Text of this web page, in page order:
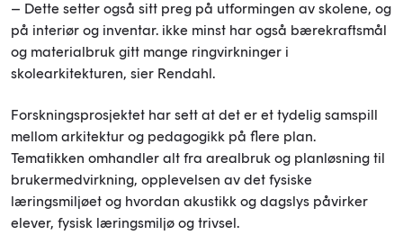
– Dette setter også sitt preg på utformingen av skolene, og
på interiør og inventar. ikke minst har også bærekraftsmål
og materialbruk gitt mange ringvirkninger i
skolearkitekturen, sier Rendahl.
Forskningsprosjektet har sett at det er et tydelig samspill
mellom arkitektur og pedagogikk på flere plan.
Tematikken omhandler alt fra arealbruk og planløsning til
brukermedvirkning, opplevelsen av det fysiske
læringsmiljøet og hvordan akustikk og dagslys påvirker
elever, fysisk læringsmiljø og trivsel.